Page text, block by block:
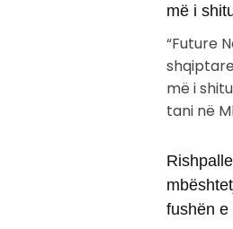
më i
“Future
më i
tani në
fushën e